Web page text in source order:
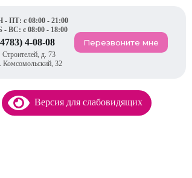
- ПТ: с 08:00 - 21:00
- ВС: с 08:00 - 18:00
4-08-08
Строителей, д. 73
Комсомольский, 32
Перезвоните мне
Версия для слабовидящих